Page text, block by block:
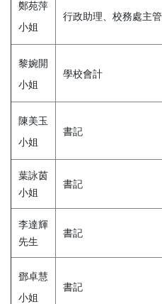
鄭苑萍
小姐
行政助理、校務處主管
黎婉開
小姐
學校會計
陳美玉
小姐
書記
葉詠茵
小姐
書記
李達輝
先生
書記
鄧卓慧
小姐
書記